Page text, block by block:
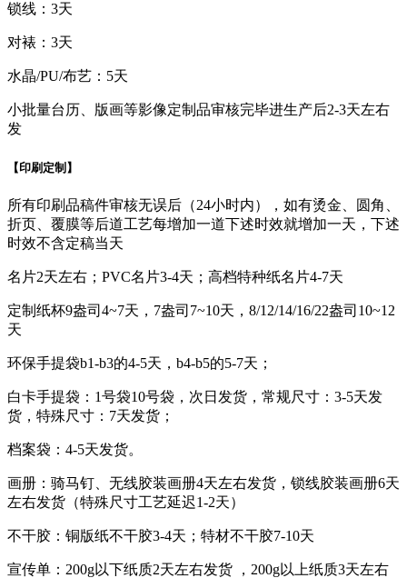
锁线：3天
对裱：3天
水晶/PU/布艺：5天
小批量台历、版画等影像定制品审核完毕进生产后2-3天左右
发
【印刷定制】
所有印刷品稿件审核无误后（24小时内），如有烫金、圆角、
折页、覆膜等后道工艺每增加一道下述时效就增加一天，下述
时效不含定稿当天
名片2天左右；PVC名片3-4天；高档特种纸名片4-7天
定制纸杯9盎司4~7天，7盎司7~10天，8/12/14/16/22盎司10~12
天
环保手提袋b1-b3的4-5天，b4-b5的5-7天；
白卡手提袋：1号袋10号袋，次日发货，常规尺寸：3-5天发
货，特殊尺寸：7天发货；
档案袋：4-5天发货。
画册：骑马钉、无线胶装画册4天左右发货，锁线胶装画册6天
左右发货（特殊尺寸工艺延迟1-2天）
不干胶：铜版纸不干胶3-4天；特材不干胶7-10天
宣传单：200g以下纸质2天左右发货 ，200g以上纸质3天左右